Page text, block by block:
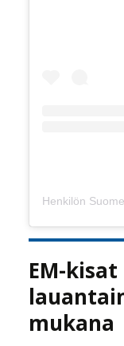
EM-
mukana